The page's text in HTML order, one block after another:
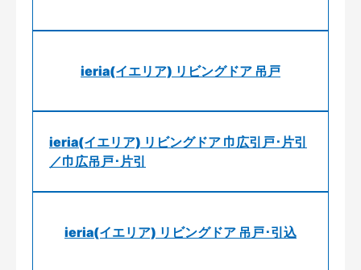
ieria(イエリア) リビングドア 吊戸
ieria(イエリア) リビングドア 巾広引戸･片引
／巾広吊戸･片引
ieria(イエリア) リビングドア 吊戸･引込